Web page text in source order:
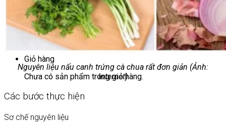
Chưa có sản phẩm trong giỏ hàng.
Giỏ hàng
Chưa có sản phẩm trong giỏ hàng.
Nguyên liệu nấu canh trứng cà chua rất đơn giản (Ảnh:
Internet)
Các bước thực hiện
Sơ chế nguyên liệu